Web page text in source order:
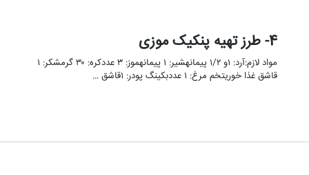
4- طرز تهیه پنکیک موزی
مواد لازم:آرد: ۱و ۱/۲ پیمانهشیر: ۱ پیمانهموز: ۳ عددکره: ۳۰ گرمشکر: ۱
قاشق غذا خوریتخم مرغ: ۱ عددبکینگ پودر: ۱قاشق …